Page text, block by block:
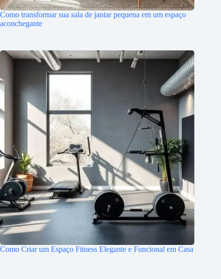
Como transformar sua sala de jantar pequena em um espaço
aconchegante
Como Criar um Espaço Fitness Elegante e Funcional em Casa